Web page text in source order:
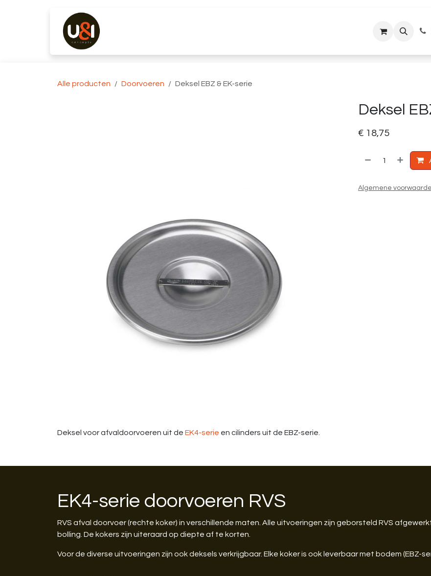
Alle producten Doorvoeren Deksel EBZ & EK-serie
Deksel
€ 18,75
Algemene
Deksel voor afvaldoorvoeren uit de EK4-serie en cilinders uit de EBZ-serie.
EK4-serie doorvoeren RVS
RVS afval doorvoer (rechte koker) in verschillende maten. Alle uitvoeringen zijn geborsteld RVS
bolling. De kokers zijn uiteraard op diepte af te korten.
Voor de diverse uitvoeringen zijn ook deksels verkrijgbaar. Elke koker is ook leverbaar met bodem (EBZ-